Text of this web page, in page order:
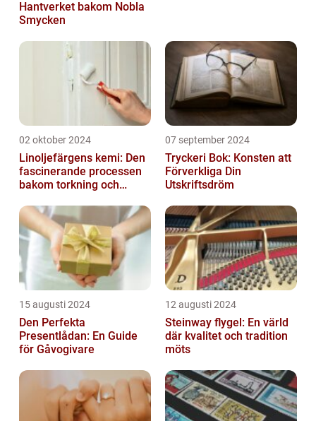
Hantverket bakom Nobla
Smycken
02 oktober 2024
Linoljefärgens kemi: Den
fascinerande processen
bakom torkning och
07 september 2024
Tryckeri Bok: Konsten att
Förverkliga Din
Utskriftsdröm
15 augusti 2024
Den Perfekta
Presentlådan: En Guide
för Gåvogivare
12 augusti 2024
Steinway flygel: En värld
där kvalitet och tradition
möts